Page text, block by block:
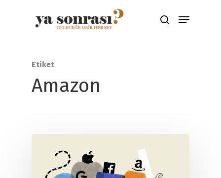
tuşuna basınız
Etiket
Amazon